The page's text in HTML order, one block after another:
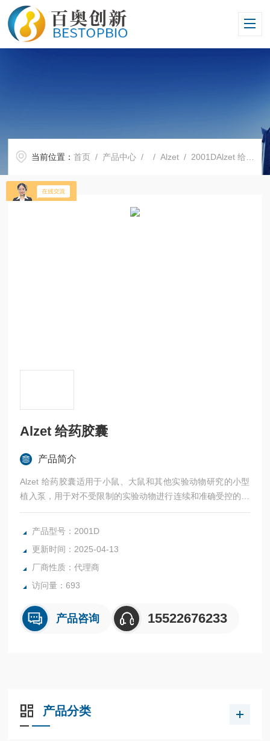
当前位置：首页 / 产品中心 / /Alzet / 2001DAlzet 给药胶囊
Alzet 给药胶囊
产品简介
Alzet 给药胶囊适用于小鼠、大鼠和其他实验动物研究的小型
植入泵，用于对不受限制的实验动物进行连续和准确受控的速
率输送药物、激素和其他测试剂。
产品型号：2001D
更新时间：2025-04-13
厂商性质：代理商
访问量：693
产品咨询 15522676233
产品分类